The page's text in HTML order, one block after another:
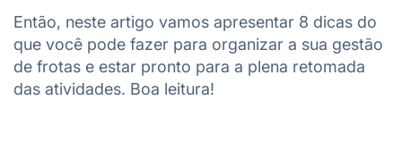
Então, neste artigo vamos apresentar 8 dicas do
que você pode fazer para organizar a sua gestão
de frotas e estar pronto para a plena retomada
das atividades. Boa leitura!